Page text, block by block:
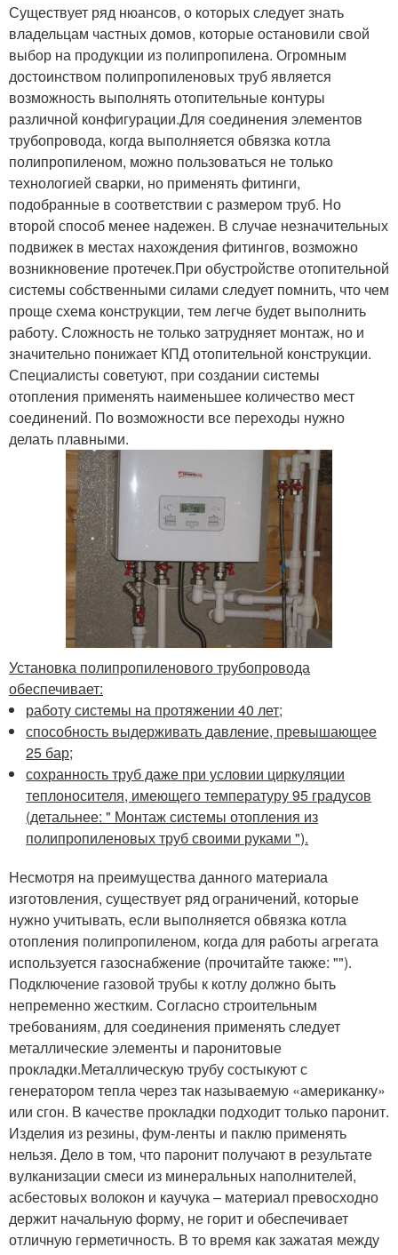
Существует ряд нюансов, о которых следует знать
владельцам частных домов, которые остановили свой
выбор на продукции из полипропилена. Огромным
достоинством полипропиленовых труб является
возможность выполнять отопительные контуры
различной конфигурации.Для соединения элементов
трубопровода, когда выполняется обвязка котла
полипропиленом, можно пользоваться не только
технологией сварки, но применять фитинги,
подобранные в соответствии с размером труб. Но
второй способ менее надежен. В случае незначительных
подвижек в местах нахождения фитингов, возможно
возникновение протечек.При обустройстве отопительной
системы собственными силами следует помнить, что чем
проще схема конструкции, тем легче будет выполнить
работу. Сложность не только затрудняет монтаж, но и
значительно понижает КПД отопительной конструкции.
Специалисты советуют, при создании системы
отопления применять наименьшее количество мест
соединений. По возможности все переходы нужно
делать плавными.
Установка полипропиленового трубопровода
обеспечивает:
работу системы на протяжении 40 лет;
способность выдерживать давление, превышающее
25 бар;
сохранность труб даже при условии циркуляции
теплоносителя, имеющего температуру 95 градусов
(детальнее: " Монтаж системы отопления из
полипропиленовых труб своими руками ").
Несмотря на преимущества данного материала
изготовления, существует ряд ограничений, которые
нужно учитывать, если выполняется обвязка котла
отопления полипропиленом, когда для работы агрегата
используется газоснабжение (прочитайте также: "").
Подключение газовой трубы к котлу должно быть
непременно жестким. Согласно строительным
требованиям, для соединения применять следует
металлические элементы и паронитовые
прокладки.Металлическую трубу состыкуют с
генератором тепла через так называемую «американку»
или сгон. В качестве прокладки подходит только паронит.
Изделия из резины, фум-ленты и паклю применять
нельзя. Дело в том, что паронит получают в результате
вулканизации смеси из минеральных наполнителей,
асбестовых волокон и каучука – материал превосходно
держит начальную форму, не горит и обеспечивает
отличную герметичность. В то время как зажатая между